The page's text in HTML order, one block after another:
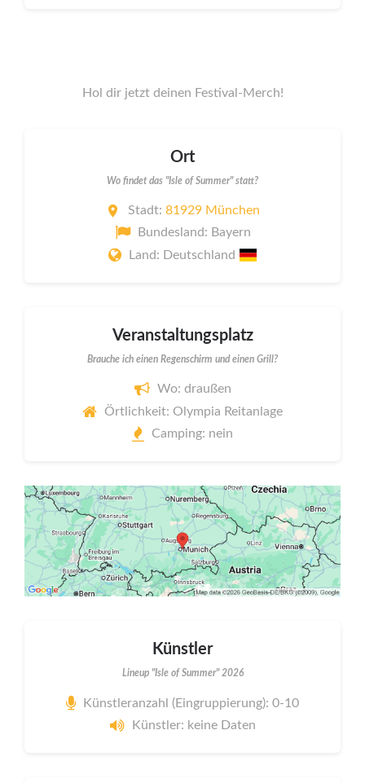
Hol dir jetzt deinen Festival-Merch!
Ort
Wo findet das "Isle of Summer" statt?
Stadt: 81929 München
Bundesland: Bayern
Land: Deutschland
Veranstaltungsplatz
Brauche ich einen Regenschirm und einen Grill?
Wo: draußen
Örtlichkeit: Olympia Reitanlage
Camping: nein
Künstler
Lineup "Isle of Summer" 2026
Künstleranzahl (Eingruppierung): 0-10
Künstler: keine Daten